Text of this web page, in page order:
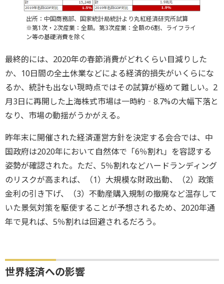
出所：中国商務部、国家統計局統計より丸紅経済研究所試算
※第1次・2次産業：全額。第3次産業：全額の6割、ライフライ
ン等の基礎消費を除く
最終的には、2020年の春節消費がどれくらい目減りした
か、10日間の全土休業などによる経済的損失がいくらにな
るか、統計も出ない現時点ではその試算が極めて難しい。2
月3日に再開した上海株式市場は一時約‐8.7%の大幅下落と
なり、市場の動揺がうかがえる。
昨年末に開催された経済運営方針を決定する会合では、中
国政府は2020年において自然体で「6％割れ」を容認する
姿勢が確認された。ただ、5％割れなどハードランディング
のリスクが高まれば、（1）大規模な財政出動、（2）政策
金利の引き下げ、（3）不動産購入規制の撤廃など温存して
いた景気対策を駆使することが予想されるため、2020年通
年で見れば、5％割れは回避されるだろう。
世界経済への影響